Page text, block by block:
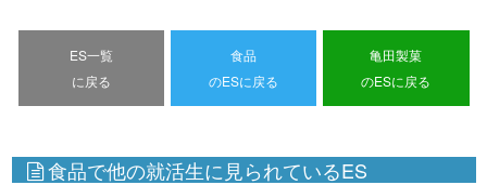
ES一覧
に戻る
食品
のESに戻る
亀田製菓
のESに戻る
食品で他の就活生に見られているES